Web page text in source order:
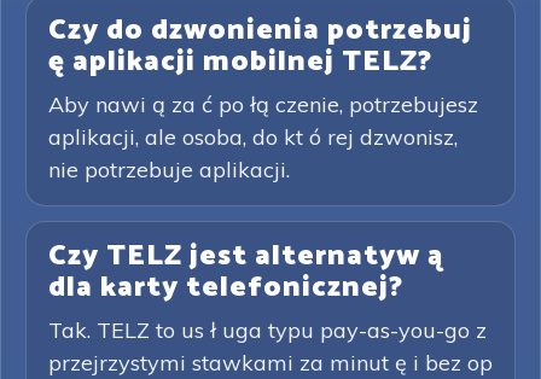
Czy do dzwonienia potrzebuj
ę aplikacji mobilnej TELZ?
Aby nawi ą za ć po łą czenie, potrzebujesz
aplikacji, ale osoba, do kt ó rej dzwonisz,
nie potrzebuje aplikacji.
Czy TELZ jest alternatyw ą
dla karty telefonicznej?
Tak. TELZ to us ł uga typu pay-as-you-go z
przejrzystymi stawkami za minut ę i bez op